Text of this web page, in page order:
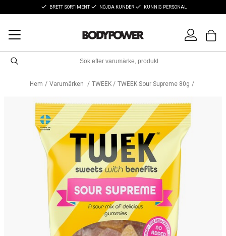
BRETT SORTIMENT NÖJDA KUNDER KUNNIG PERSONAL
Hem Varumärken TWEEK TWEEK Sour Supreme 80g